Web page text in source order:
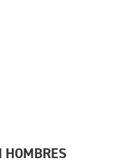
HOMBRES